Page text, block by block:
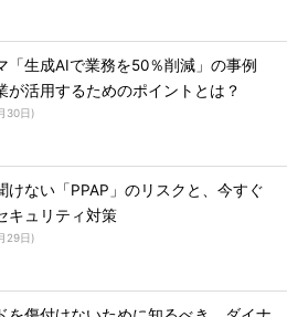
「生成AIで業務を50％削減」の事例
活用するためのポイントとは？
30日)
けない「PPAP」のリスクと、今すぐ
キュリティ対策
29日)